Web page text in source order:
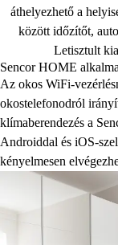
áthelyezhető a
között időzítőt,
Letisztult
Sencor HOME
Az okos WiFi-
okostelefonodról
klímaberendezés a
Androiddal és iOS-
kényelmesen